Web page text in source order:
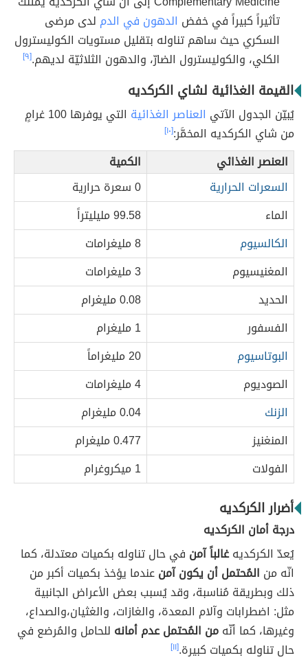
تأثيراً كبيراً في خفض الدهون في الدم لدى مرضى
السكري حيث ساهم تناوله بتقليل مستويات الكوليسترول
الكلي، والكوليسترول الضارّ، والدهون الثلاثيّة لديهم.[٩]
القيمة الغذائية لشاي الكركديه
يُبيّن الجدول الآتي العناصر الغذائية
التي يوفرها 100 غرامٍ
من شاي الكركديه المخمَّر:[١٠]
العنصر الغذائي
الكمية
السعرات الحرارية
0 سعرة حرارية
الماء
99.58 مليليتراً
الكالسيوم
8 مليغرامات
المغنيسيوم
3 مليغرامات
الحديد
0.08 مليغرام
الفسفور
1 مليغرام
البوتاسيوم
20 مليغراماً
الصوديوم
4 مليغرامات
الزنك
0.04 مليغرام
المنغنيز
0.477 مليغرام
الفولات
1 ميكروغرام
أضرار الكركديه
درجة أمان الكركديه
يُعدّ الكركديهغالباً آمن في حال تناوله بكميات معتدلة، كما
انّه من المُحتمل أن يكون آمنعندما يؤخذ بكميات أكبر من
ذلك وبطريقة مُناسبة، وقد يُسبب بعض الأعراض الجانبية
مثل: اضطرابات وآلام المعدة، والغازات، والغثيان،والصداع،
وغيرها، كما أنّهمن المُحتمل عدم أمانه للحامل والمُرضع في
حال تناوله بكميات كبيرة.[١١]